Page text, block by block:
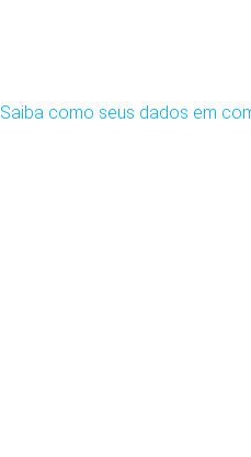
Saiba como seus dados em